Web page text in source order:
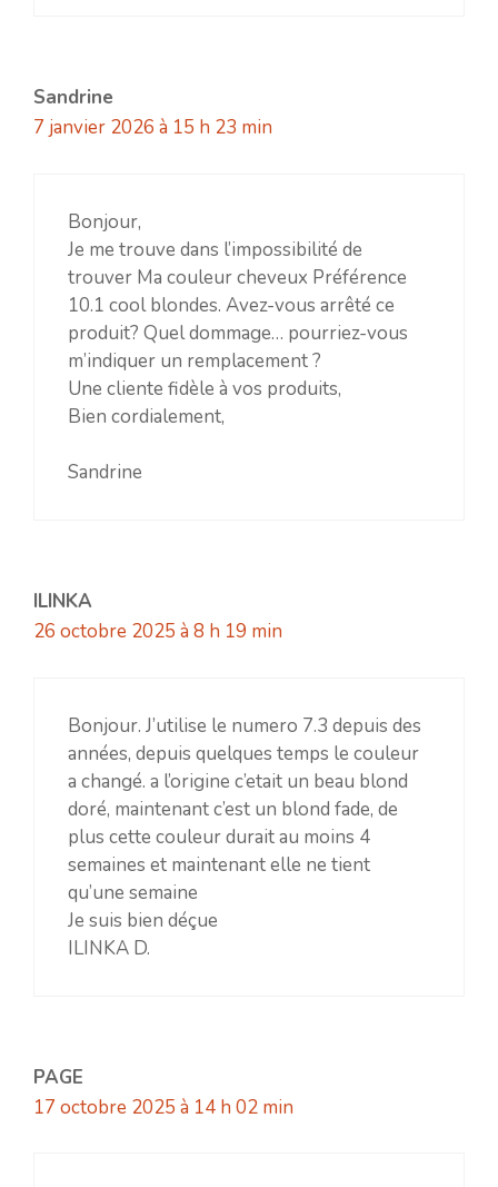
Sandrine
7 janvier 2026 à 15 h 23 min
Bonjour,
Je me trouve dans l’impossibilité de
trouver Ma couleur cheveux Préférence
10.1 cool blondes. Avez-vous arrêté ce
produit? Quel dommage… pourriez-vous
m’indiquer un remplacement ?
Une cliente fidèle à vos produits,
Bien cordialement,
Sandrine
ILINKA
26 octobre 2025 à 8 h 19 min
Bonjour. J’utilise le numero 7.3 depuis des
années, depuis quelques temps le couleur
a changé. a l’origine c’etait un beau blond
doré, maintenant c’est un blond fade, de
plus cette couleur durait au moins 4
semaines et maintenant elle ne tient
qu’une semaine
Je suis bien déçue
ILINKA D.
PAGE
17 octobre 2025 à 14 h 02 min